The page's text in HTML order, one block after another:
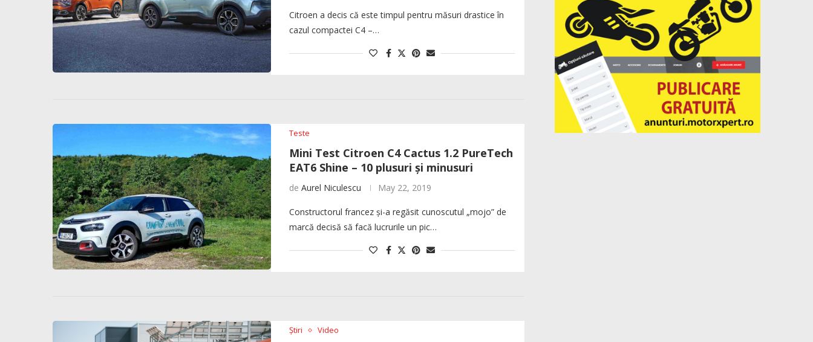
Citroen a decis că este timpul pentru măsuri drastice în
cazul compactei C4 –…
Teste
Mini Test Citroen C4 Cactus 1.2 PureTech
EAT6 Shine – 10 plusuri și minusuri
de Aurel Niculescu May 22, 2019
Constructorul francez și-a regăsit cunoscutul „mojo” de
marcă decisă să facă lucrurile un pic…
Știri Video